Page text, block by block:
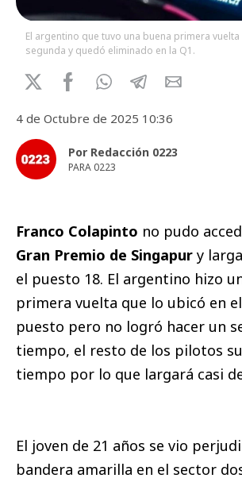
El argentino que tuvo una buena primera
segunda y quedó eliminado en la Q1.
4 de Octubre de 2025 10:36
Por Redacción 0223
PARA 0223
Franco Colapinto no pudo
Gran Premio de Singapur y
el puesto 18. El argentino hizo
primera vuelta que lo ubicó en
puesto pero no logró hacer un
tiempo, el resto de los pilotos
tiempo por lo que largará casi
El joven de 21 años se vio
bandera amarilla en el sector